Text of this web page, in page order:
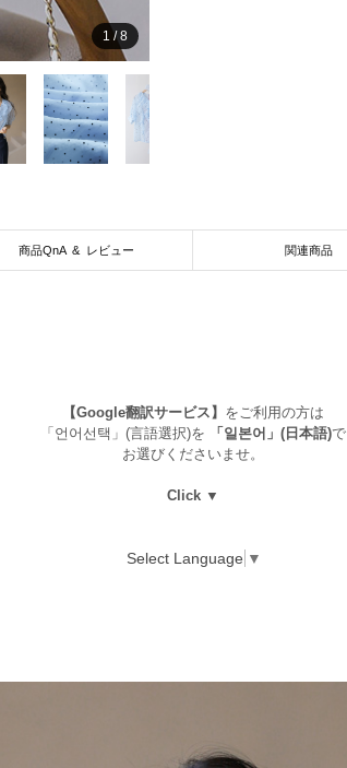
1 /8
商品QnA & レビュー 関連商品
【Google翻訳サービス】 をご利用の方は
「언어선택」(言語選択)を
「일본어」(日本語)で
お選びくださいませ。
Click ▼
Select Language ▼